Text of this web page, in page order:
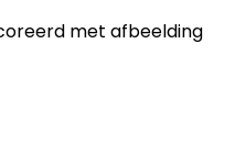
met afbeelding